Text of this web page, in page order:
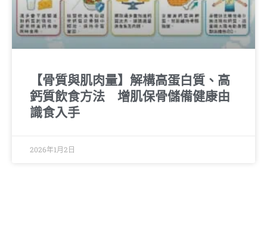
【骨質與肌肉量】解構高蛋白質、高
鈣質飲食方法 增肌保骨儲備健康由
識食入手
2026年1月2日